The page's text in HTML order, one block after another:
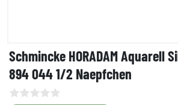
Schmincke HORADAM Aquarell
894 044 1/2 Naepfchen